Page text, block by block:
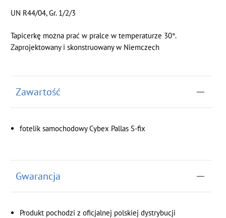
UN R44/04, Gr. 1/2/3
Tapicerkę można prać w pralce w temperaturze 30°.
Zaprojektowany i skonstruowany w Niemczech
Zawartość
fotelik samochodowy Cybex Pallas S-fix
Gwarancja
Produkt pochodzi z oficjalnej polskiej dystrybucji